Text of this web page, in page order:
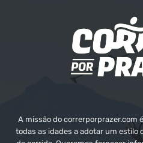
A missão do correrporprazer.com
todas as idades a adotar um estilo